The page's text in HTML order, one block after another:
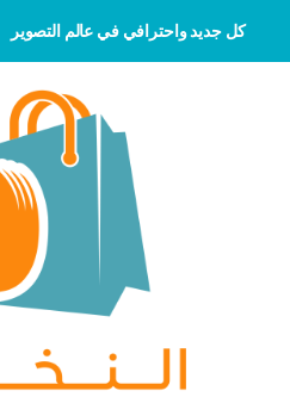
كل جديد واحترافي في عالم التصوير
Skip to navigation
Skip to content